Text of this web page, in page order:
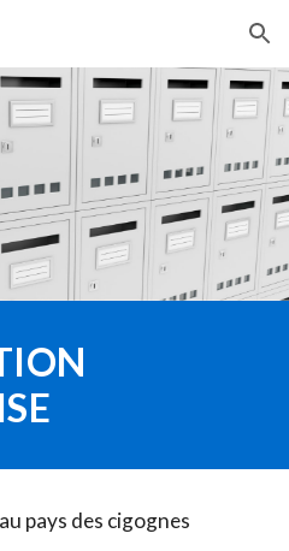
Skip to navigation
pays des cigognes